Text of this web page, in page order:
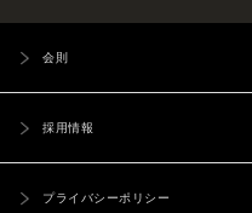
会則
採用情報
プライバシーポリシー